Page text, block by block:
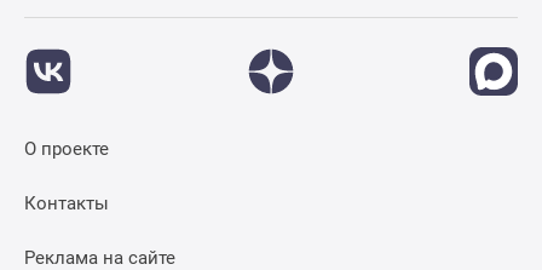
О проекте
Контакты
Реклама на сайте